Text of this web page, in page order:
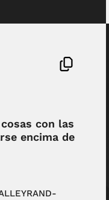
con las
encima de